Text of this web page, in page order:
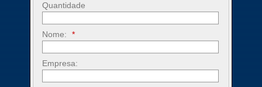
Quantidade
Nome: *
Empresa: